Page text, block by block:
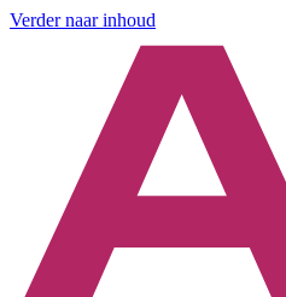
Verder naar inhoud